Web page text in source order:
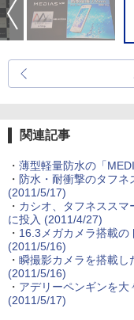
関連記事
・ 薄型軽量防水の「
・ 防水・耐衝撃のタフネ
(2011/5/17)
・ カシオ、タフネスス
に投入 (2011/4/27)
・ 16.3メガカメラ搭載の
(2011/5/16)
・ 瞬撮影カメラを搭載し
(2011/5/16)
・ アデリーペンギンを大
(2011/5/17)